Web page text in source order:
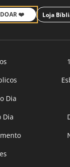
DOAR ❤️ Loja
Dia
Dia